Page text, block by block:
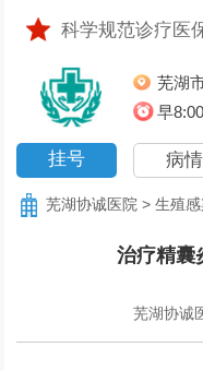
科学规范诊疗医
芜湖
早
挂号 病情
芜湖协诚医院 >生殖
治疗精囊
芜湖协诚